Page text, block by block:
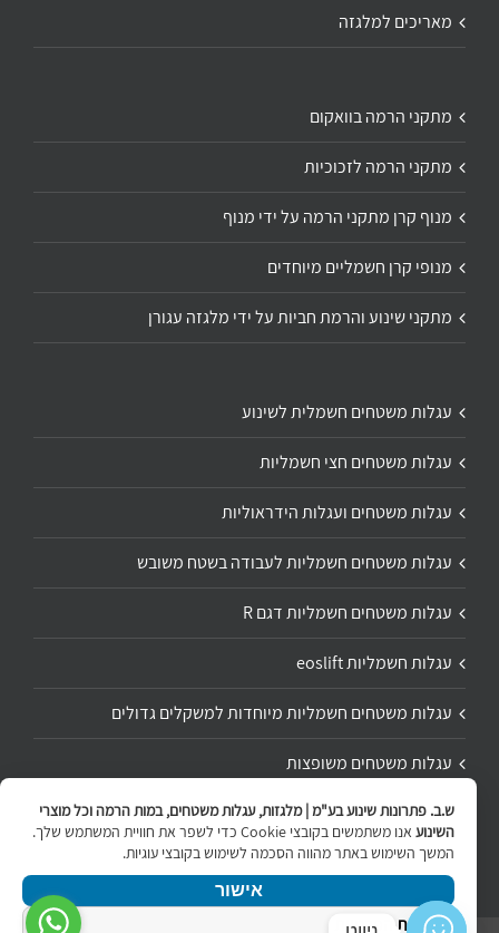
מאריכים למלגזה
מתקני הרמה בוואקום
מתקני הרמה לזכוכיות
מנוף קרן מתקני הרמה על ידי מנוף
מנופי קרן חשמליים מיוחדים
מתקני שינוע והרמת חביות על ידי מלגזה עגורן
עגלות משטחים חשמלית לשינוע
עגלות משטחים חצי חשמליות
עגלות משטחים ועגלות הידראוליות
עגלות משטחים חשמליות לעבודה בשטח משובש
עגלות משטחים חשמליות דגם R
עגלות חשמליות eoslift
עגלות משטחים חשמליות מיוחדות למשקלים גדולים
עגלות משטחים משופצות
תיקון ושיפוץ עגלת משטחים
ש.ב. פתרונות שינוע בע"מ | מלגזות, עגלות משטחים, במות הרמה וכל מוצרי
השינוע
אנו משתמשים בקובצי Cookie כדי לשפר את חוויית המשתמש שלך.
המשך השימוש באתר מהווה הסכמה לשימוש בקובצי עוגיות.
אישור
מדיניות הפרטיות